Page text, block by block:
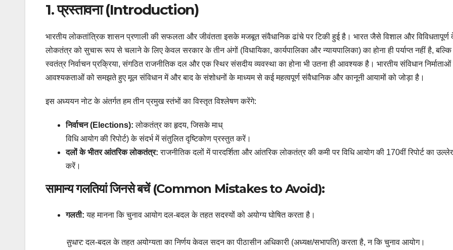
1. प्रस्तावना (Introduction)
भारतीय लोकतांत्रिक शासन प्रणाली की सफलता और जीवंतता इसके मजबूत संवैधानिक ढांचे पर टिकी हुई है। भारत जैसे विशाल और विविधतापूर्ण
लोकतंत्र को सुचारू रूप से चलाने के लिए केवल सरकार के तीन अंगों (विधायिका, कार्यपालिका और न्यायपालिका) का होना ही पर्याप्त नहीं है, बल्कि
स्वतंत्र निर्वाचन प्रक्रिया, संगठित राजनीतिक दल और एक स्थिर संसदीय व्यवस्था का होना भी उतना ही आवश्यक है। भारतीय संविधान
आवश्यकताओं को समझते हुए मूल संविधान में और बाद के संशोधनों के माध्यम से कई महत्वपूर्ण संवैधानिक और कानूनी आयामों को जोड़ा है।
इस अध्ययन नोट के अंतर्गत हम तीन प्रमुख स्तंभों का विस्तृत विश्लेषण करेंगे:
निर्वाचन (Elections): लोकतंत्र का हृदय, जिसके माध्
विधि आयोग की रिपोर्ट) के संदर्भ में संतुलित दृष्टिकोण प्रस्तुत करें।
दलों के भीतर आंतरिक लोकतंत्र: राजनीतिक दलों में पारदर्शिता और आंतरिक लोकतंत्र की कमी पर विधि आयोग की 170वीं रिपोर्ट का
करें।
सामान्य गलतियां जिनसे बचें (Common Mistakes to Avoid):
गलती: यह मानना कि चुनाव आयोग दल-बदल के तहत सदस्यों को अयोग्य घोषित करता है।
सुधार:दल-बदल के तहत अयोग्यता का निर्णय केवल सदन का पीठासीन अधिकारी (अध्यक्ष/सभापति) करता है, न कि चुनाव आयोग।